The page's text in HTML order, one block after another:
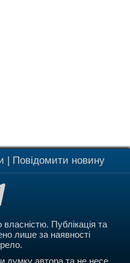
| Повідомити новину
Публікація та
лише за наявності
думку автора та не несе